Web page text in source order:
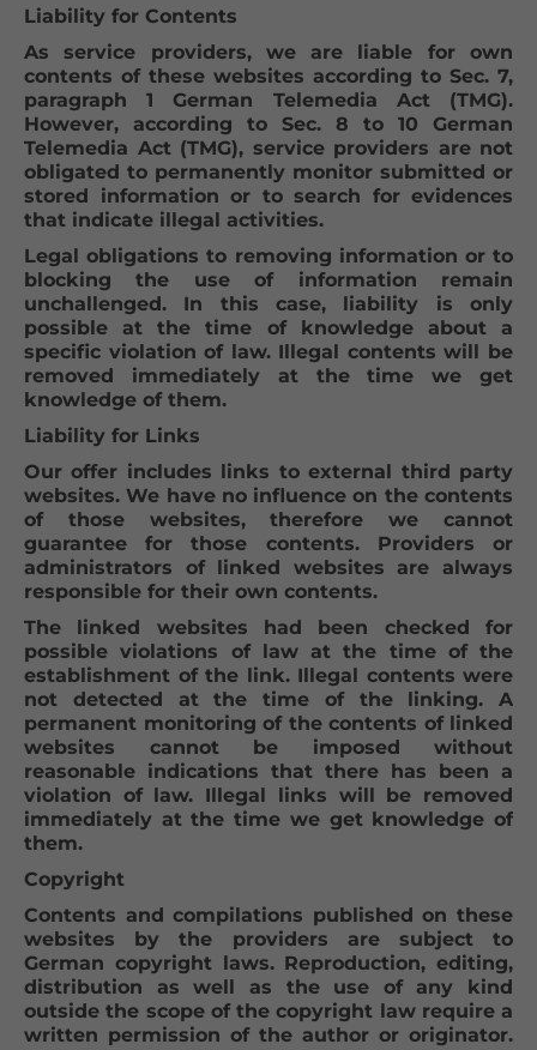
Liability for Contents
As service providers, we are liable for own
contents of these websites according to Sec. 7,
paragraph 1 German Telemedia Act (TMG).
However, according to Sec. 8 to 10 German
Telemedia Act (TMG), service providers are not
obligated to permanently monitor submitted or
stored information or to search for evidences
that indicate illegal activities.
Legal obligations to removing information or to
blocking the use of information remain
unchallenged. In this case, liability is only
possible at the time of knowledge about a
specific violation of law. Illegal contents will be
removed immediately at the time we get
knowledge of them.
Liability for Links
Our offer includes links to external third party
websites. We have no influence on the contents
of those websites, therefore we cannot
guarantee for those contents. Providers or
administrators of linked websites are always
responsible for their own contents.
The linked websites had been checked for
possible violations of law at the time of the
establishment of the link. Illegal contents were
not detected at the time of the linking. A
permanent monitoring of the contents of linked
websites cannot be imposed without
reasonable indications that there has been a
violation of law. Illegal links will be removed
immediately at the time we get knowledge of
them.
Copyright
Contents and compilations published on these
websites by the providers are subject to
German copyright laws. Reproduction, editing,
distribution as well as the use of any kind
outside the scope of the copyright law require a
written permission of the author or originator.